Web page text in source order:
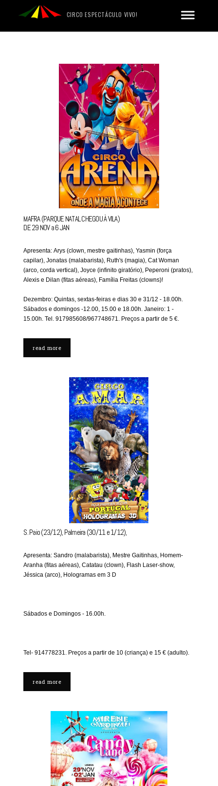
CIRCO ESPECTÁCULO VIVO!
MAFRA (PARQUE NATAL CHEGOU À VILA)
DE 29 NOV a 6 JAN
Apresenta: Arys (clown, mestre gaitinhas), Yasmin (força
capilar), Jonatas (malabarista), Ruth's (magia), Cat Woman
(arco, corda vertical), Joyce (infinito giratório), Peperoni (pratos),
Alexis e Dilan (fitas aéreas), Família Freitas (clowns)!
Dezembro: Quintas, sextas-feiras e dias 30 e 31/12 - 18.00h.
Sábados e domingos -12.00, 15.00 e 18.00h. Janeiro: 1 -
15.00h. Tel. 917985608/967748671. Preços a partir de 5 €.
read more
S. Paio (23/12), Palmeira (30/11 e 1/12),
Apresenta: Sandro (malabarista), Mestre Gaitinhas, Homem-
Aranha (fitas aéreas), Catatau (clown), Flash Laser-show,
Jéssica (arco), Hologramas em 3 D
Sábados e Domingos - 16.00h.
Tel- 914778231. Preços a partir de 10 (criança) e 15 € (adulto).
read more